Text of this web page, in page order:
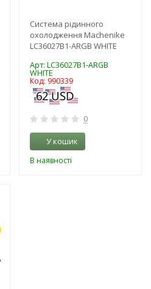
Система рідинного
охолодження Machenike
LC36027B1-ARGB WHITE
Арт: LC36027B1-ARGB
WHITE
Код: 990339
0
У кошик
В наявності